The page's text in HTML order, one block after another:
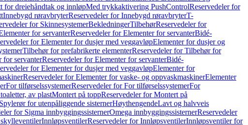
for dreiehåndtak og innløpMed trykkaktivering PushControlReservedeler for
Innebygd røravbryterReservedeler for Innebygd røravbryterT-
for SkinnesystemerBekledningerTilbehørReservedeler for
for servanterReservedeler for Elementer for servanterBidé-
for Elementer for dusjer med veggavløpElementer for dusjer og
Tilbehør for prefabrikerte elementerReservedeler for Tilbehør for
for servanterReservedeler for Elementer for servanterBidé-
for Elementer for dusjer med veggavløpElementer for
Reservedeler for Elementer for vaske- og oppvaskmaskinerElementer
For tilførselssystemerReservedeler for For tilførselssystemerFor
av plastMontert på toppReservedeler for Montert på
Spylerør for utenpåliggende sisternerHøythengendeLavt og halvveis
for Sigma innbyggingssisternerOmega innbyggingssisternerReservedeler
InnløpsventilerReservedeler for InnløpsventilerInnløpsventiler for